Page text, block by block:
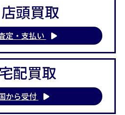
店頭買取
定・支払い
配買取
から受付